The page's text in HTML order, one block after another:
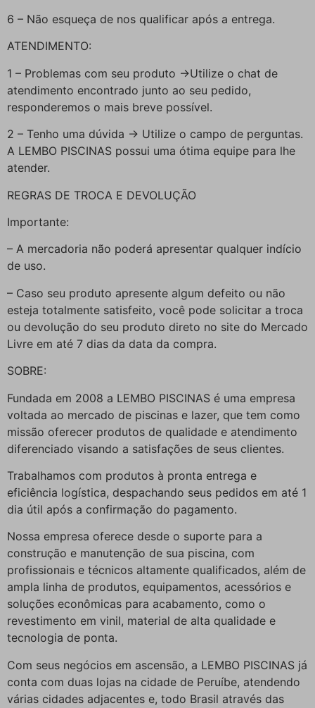
6 – Não esqueça de nos qualificar após a entrega.
ATENDIMENTO:
1 – Problemas com seu produto ->Utilize o chat de
atendimento encontrado junto ao seu pedido,
responderemos o mais breve possível.
2 – Tenho uma dúvida -> Utilize o campo de perguntas.
A LEMBO PISCINAS possui uma ótima equipe para lhe
atender.
REGRAS DE TROCA E DEVOLUÇÃO
Importante:
– A mercadoria não poderá apresentar qualquer indício
de uso.
– Caso seu produto apresente algum defeito ou não
esteja totalmente satisfeito, você pode solicitar a troca
ou devolução do seu produto direto no site do Mercado
Livre em até 7 dias da data da compra.
SOBRE:
Fundada em 2008 a LEMBO PISCINAS é uma empresa
voltada ao mercado de piscinas e lazer, que tem como
missão oferecer produtos de qualidade e atendimento
diferenciado visando a satisfações de seus clientes.
Trabalhamos com produtos à pronta entrega e
eficiência logística, despachando seus pedidos em até 1
dia útil após a confirmação do pagamento.
Nossa empresa oferece desde o suporte para a
construção e manutenção de sua piscina, com
profissionais e técnicos altamente qualificados, além de
ampla linha de produtos, equipamentos, acessórios e
soluções econômicas para acabamento, como o
revestimento em vinil, material de alta qualidade e
tecnologia de ponta.
Com seus negócios em ascensão, a LEMBO PISCINAS já
conta com duas lojas na cidade de Peruíbe, atendendo
várias cidades adjacentes e, todo Brasil através das